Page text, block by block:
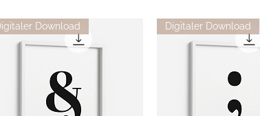
Download Digitaler Download